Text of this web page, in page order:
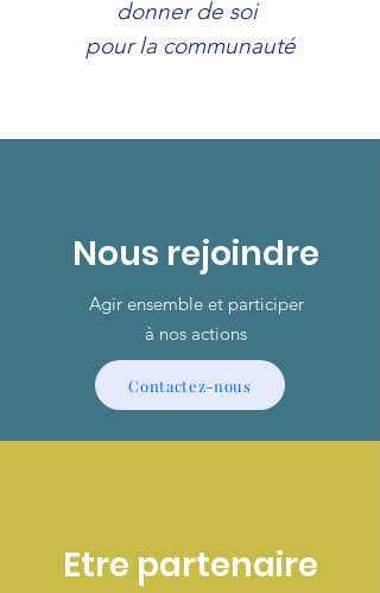
donner de soi
pour la communauté
Nous rejoindre
Agir ensemble et participer
à nos actions
Contactez-nous
Etre partenaire